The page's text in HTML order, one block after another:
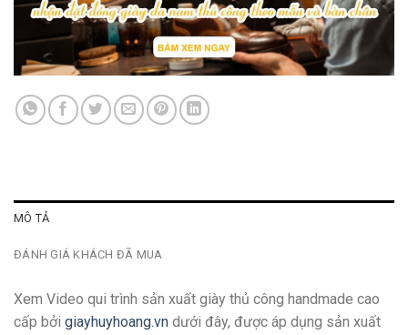
MÔ TẢ
ĐÁNH GIÁ KHÁCH ĐÃ MUA
Xem Video qui trình sản xuất giày thủ công handmade cao
cấp bởi giayhuyhoang.vn dưới đây, được áp dụng sản xuất